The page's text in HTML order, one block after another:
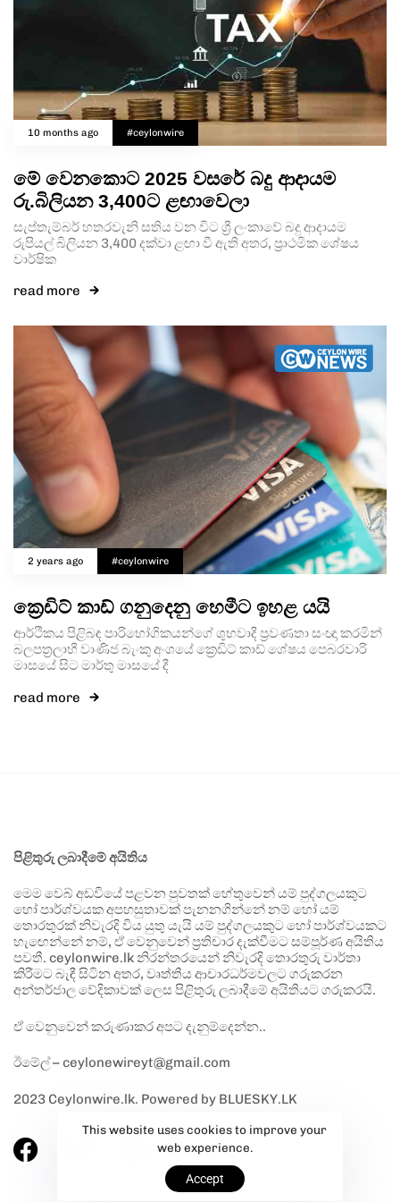
10 months ago #ceylonwire
මේ වෙනකොට 2025 වසරේ බදු ආදායම
රු.බිලියන 3,400ට ළඟාවෙලා
සැප්තැම්බර් හතරවැනි සතිය වන විට ශ්‍රී ලංකාවේ බදු ආදායම
රුපියල් බිලියන 3,400 දක්වා ළඟා වී ඇති අතර, ප්‍රාථමික ශේෂය
වාර්ෂික
read more
2 years ago #ceylonwire
ක්‍රෙඩිට් කාඩ් ගනුදෙනු හෙමීට ඉහළ යයි
ආර්ථිකය පිළිබඳ පාරිභෝගිකයන්ගේ ශුභවාදී ප්‍රවණතා සංඥා කරමින්
බලපත්‍රලාභී වාණිජ බැංකු අංශයේ ක්‍රෙඩිට් කාඩ් ශේෂය පෙබරවාරි
මාසයේ සිට මාර්තු මාසයේ දී
read more
පිළිතුරු ලබාදීමේ අයිතිය
මෙම වෙබ් අඩවියේ පළවන පුවතක් හේතුවෙන් යම් පුද්ගලයකුට
හෝ පාර්ශ්වයක අපහසුතාවක් පැනනගින්නේ නම් හෝ යම්
තොරතුරක් නිවැරදි විය යුතු යැයි යම් පුද්ගලයකුට හෝ පාර්ශ්වයකට
හැඟෙන්නේ නම්, ඒ වෙනුවෙන් ප්‍රතිචාර දැක්වීමට සම්පූර්ණ අයිතිය
පවතී. ceylonwire.lk නිරන්තරයෙන් නිවැරදි තොරතුරු වාර්තා
කිරීමට බැඳී සිටින අතර, වෘත්තීය ආචාරධර්මවලට ගරුකරන
අන්තර්ජාල වේදිකාවක් ලෙස පිළිතුරු ලබාදීමේ අයිතියට ගරුකරයි.
ඒ වෙනුවෙන් කරුණාකර අපට දැනුම්දෙන්න..
ඊමේල් – ceylonewireyt@gmail.com
2023 Ceylonwire.lk. Powered by BLUESKY.LK
This website uses cookies to improve your
web experience.
Accept